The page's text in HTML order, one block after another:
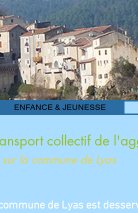
ENFANCE & JEUNESSE
collectif de
sur la commune de Lyas
de Lyas est